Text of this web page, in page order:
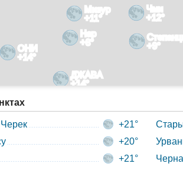
ОНИ
+14°
Мизур
+11°
+9°
ДЖАВА
+14°
Нар
+8°
Чми
+12°
+21°
+20°
+21°